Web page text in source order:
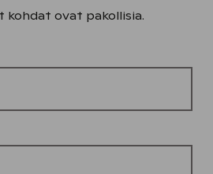
kohdat ovat pakollisia.